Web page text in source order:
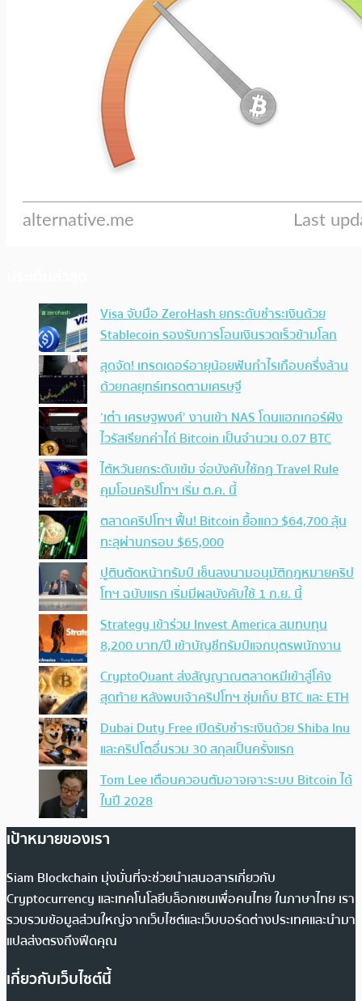
Visa จับมือ ZeroHash ยกระดับชำระเงินด้วย
Stablecoin รองรับการโอนเงินรวดเร็วข้ามโลก
สุดจัด! เทรดเดอร์อายุน้อยฟันกำไรเกือบครึ่งล้าน
ด้วยกลยุทธ์เทรดตามเศรษฐี
‘เต๋า เศรษฐพงศ์’ งานเข้า NAS โดนแฮกเกอร์ฝัง
ไวรัสเรียกค่าไถ่ Bitcoin เป็นจำนวน 0.07 BTC
ไต้หวันยกระดับเข้ม จ่อบังคับใช้กฏ Travel Rule
คุมโอนคริปโทฯ เริ่ม ต.ค. นี้
ตลาดคริปโทฯ ฟื้น! Bitcoin ยื้อแถว $64,700 ลุ้น
ทะลุผ่านกรอบ $65,000
ปูตินตัดหน้าทรัมป์ เซ็นลงนามอนุมัติกฎหมายคริป
โทฯ ฉบับแรก เริ่มมีผลบังคับใช้ 1 ก.ย. นี้
Strategy เข้าร่วม Invest America สมทบทุน
8,200 บาท/ปี เข้าบัญชีทรัมป์แจกบุตรพนักงาน
CryptoQuant ส่งสัญญาณตลาดหมีเข้าสู่โค้ง
สุดท้าย หลังพบเจ้าคริปโทฯ ซุ่มเก็บ BTC และ ETH
Dubai Duty Free เปิดรับชำระเงินด้วย Shiba Inu
และคริปโตอื่นรวม 30 สกุลเป็นครั้งแรก
Tom Lee เตือนควอนตัมอาจเจาะระบบ Bitcoin ได้
ในปี 2028
เป้าหมายของเรา
Siam Blockchain มุ่งมั่นที่จะช่วยนำเสนอสารเกี่ยวกับ
Cryptocurrency และเทคโนโลยีบล็อกเชนเพื่อคนไทย ในภาษาไทย เรา
รวบรวมข้อมูลส่วนใหญ่จากเว็บไซต์และเว็บบอร์ดต่างประเทศและนำมา
แปลส่งตรงถึงฟีดคุณ
เกี่ยวกับเว็บไซต์นี้